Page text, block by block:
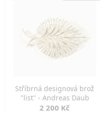
Stříbrná designová brož
"list" - Andreas Daub
2 200 Kč